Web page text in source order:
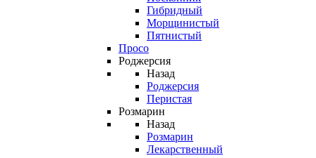
Гибридный
Морщинистый
Пятнистый
Просо
Роджерсия
Назад
Роджерсия
Перистая
Розмарин
Назад
Розмарин
Лекарственный